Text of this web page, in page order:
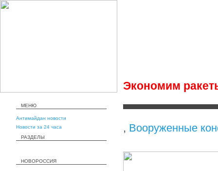
Экономим
МЕНЮ
Антимайдан новости
Новости за 24 часа
РАЗДЕЛЫ
НОВОРОССИЯ
, Вооруженные